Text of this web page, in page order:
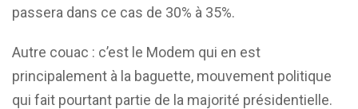
passera dans ce cas de 30% à 35%.
Autre couac : c’est le Modem qui en est
principalement à la baguette, mouvement politique
qui fait pourtant partie de la majorité présidentielle.